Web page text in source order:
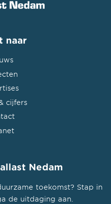
naar
cijfers
Nedam
toekomst? Stap in
de uitdaging aan.